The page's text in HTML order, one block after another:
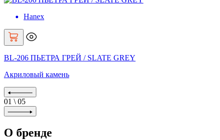
Hanex
BL-206 ПЬЕТРА ГРЕЙ / SLATE GREY
Акриловый камень
01 \ 05
О бренде